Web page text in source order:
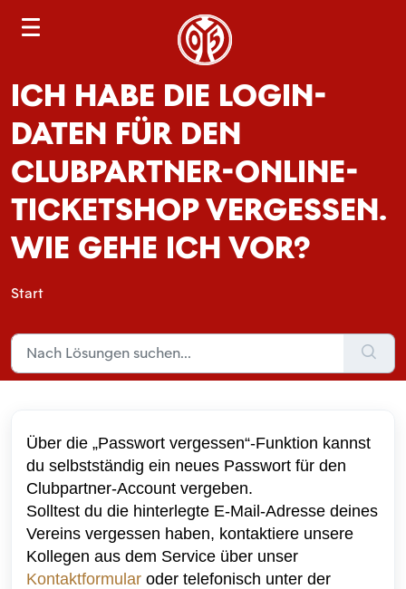
ICH HABE DIE LOGIN-
DATEN FÜR DEN
CLUBPARTNER-ONLINE-
TICKETSHOP VERGESSEN.
WIE GEHE ICH VOR?
Start
Über die „Passwort vergessen“-Funktion kannst
du selbstständig ein neues Passwort für den
Clubpartner-Account vergeben.
Solltest du die hinterlegte E-Mail-Adresse deines
Vereins vergessen haben, kontaktiere unsere
Kollegen aus dem Service über unser
Kontaktformular oder telefonisch unter der